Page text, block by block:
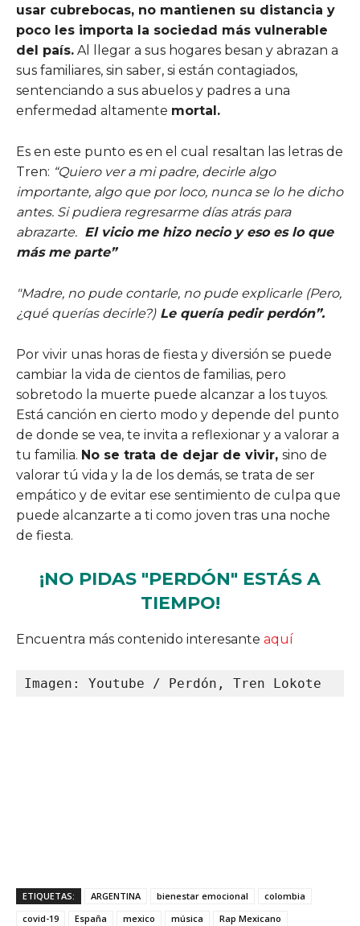
usar cubrebocas, no mantienen su distancia y
poco les importa la sociedad más vulnerable
del país. Al llegar a sus hogares besan y abrazan a
sus familiares, sin saber, si están contagiados,
sentenciando a sus abuelos y padres a una
enfermedad altamente mortal.
Es en este punto es en el cual resaltan las letras de
Tren: “Quiero ver a mi padre, decirle algo
importante, algo que por loco, nunca se lo he dicho
antes. Si pudiera regresarme días atrás para
abrazarte. El vicio me hizo necio y eso es lo que
más me parte”
"Madre, no pude contarle, no pude explicarle (Pero,
¿qué querías decirle?)Le quería pedir perdón”.
Por vivir unas horas de fiesta y diversión se puede
cambiar la vida de cientos de familias, pero
sobretodo la muerte puede alcanzar a los tuyos.
Está canción en cierto modo y depende del punto
de donde se vea, te invita a reflexionar y a valorar a
tu familia. No se trata de dejar de vivir, sino de
valorar tú vida y la de los demás, se trata de ser
empático y de evitar ese sentimiento de culpa que
puede alcanzarte a ti como joven tras una noche
de fiesta.
¡NO PIDAS "PERDÓN" ESTÁS A
TIEMPO!
Encuentra más contenido interesante aquí
Imagen: Youtube / Perdón, Tren Lokote
ETIQUETAS: ARGENTINA bienestar emocional
colombia
covid-19
España mexico música
Rap Mexicano